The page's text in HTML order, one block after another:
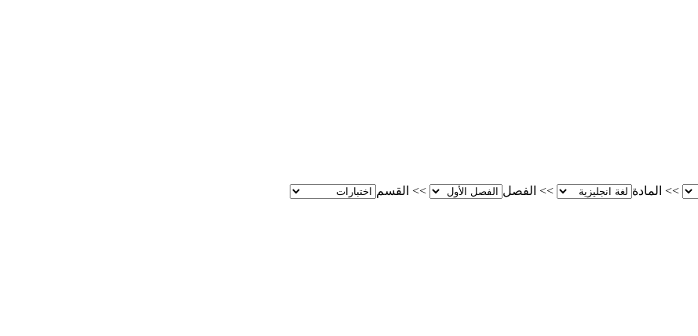
>> المادة >> الفصل >> القسم